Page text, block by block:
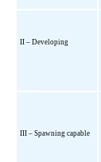
II – Developing
III – Spawning capable